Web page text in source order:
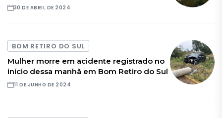
30 DE ABRIL DE 2024
BOM RETIRO DO SUL
Mulher morre em acidente registrado no
início dessa manhã em Bom Retiro do Sul
11 DE JUNHO DE 2024